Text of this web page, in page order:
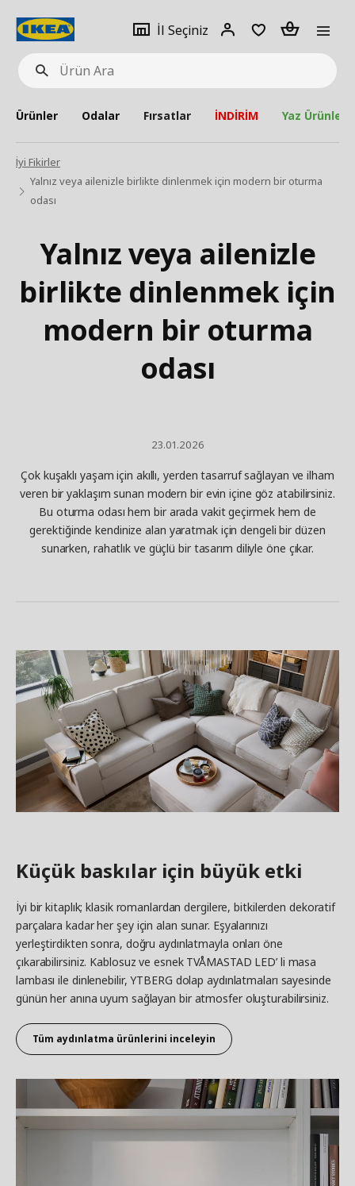
Ürün
Ara
İl Seçiniz
Giriş
Adet
Ürünler Odalar Fırsatlar İNDİRİM Yaz Ürünleri
İyi Fikirler
Yalnız veya ailenizle birlikte dinlenmek için modern bir oturma
odası
Yalnız veya ailenizle
birlikte dinlenmek için
modern bir oturma
odası
23.01.2026
Çok kuşaklı yaşam için akıllı, yerden tasarruf sağlayan ve ilham
veren bir yaklaşım sunan modern bir evin içine göz atabilirsiniz.
Bu oturma odası hem bir arada vakit geçirmek hem de
gerektiğinde kendinize alan yaratmak için dengeli bir düzen
sunarken, rahatlık ve güçlü bir tasarım diliyle öne çıkar.
Küçük baskılar için büyük etki
İyi bir kitaplık; klasik romanlardan dergilere, bitkilerden dekoratif
parçalara kadar her şey için alan sunar. Eşyalarınızı
yerleştirdikten sonra, doğru aydınlatmayla onları öne
çıkarabilirsiniz. Kablosuz ve esnek TVÅMASTAD LED’ li masa
lambası ile dinlenebilir, YTBERG dolap aydınlatmaları sayesinde
günün her anına uyum sağlayan bir atmosfer oluşturabilirsiniz.
Tüm aydınlatma ürünlerini inceleyin